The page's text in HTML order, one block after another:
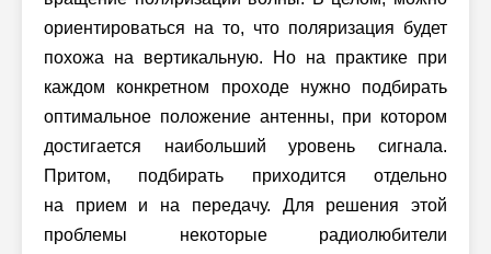
ориентироваться на то, что поляризация будет
похожа на вертикальную. Но на практике при
каждом конкретном проходе нужно подбирать
оптимальное положение антенны, при котором
достигается наибольший уровень сигнала.
Притом, подбирать приходится отдельно
на прием и на передачу. Для решения этой
проблемы некоторые радиолюбители